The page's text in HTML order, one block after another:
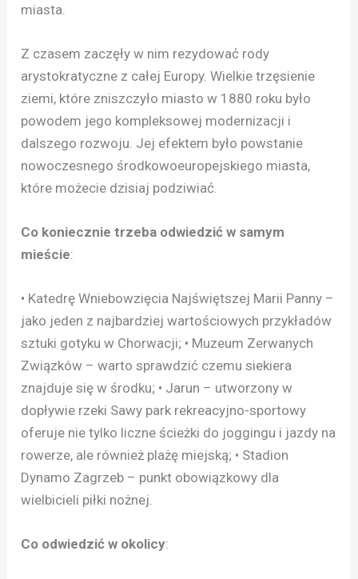
miasta.
Z czasem zaczęły w nim rezydować rody
arystokratyczne z całej Europy. Wielkie trzęsienie
ziemi, które zniszczyło miasto w 1880 roku było
powodem jego kompleksowej modernizacji i
dalszego rozwoju. Jej efektem było powstanie
nowoczesnego środkowoeuropejskiego miasta,
które możecie dzisiaj podziwiać.
Co koniecznie trzeba odwiedzić w samym
mieście:
• Katedrę Wniebowzięcia Najświętszej Marii Panny –
jako jeden z najbardziej wartościowych przykładów
sztuki gotyku w Chorwacji; • Muzeum Zerwanych
Związków – warto sprawdzić czemu siekiera
znajduje się w środku; • Jarun – utworzony w
dopływie rzeki Sawy park rekreacyjno-sportowy
oferuje nie tylko liczne ścieżki do joggingu i jazdy na
rowerze, ale również plażę miejską; • Stadion
Dynamo Zagrzeb – punkt obowiązkowy dla
wielbicieli piłki nożnej.
Co odwiedzić w okolicy: